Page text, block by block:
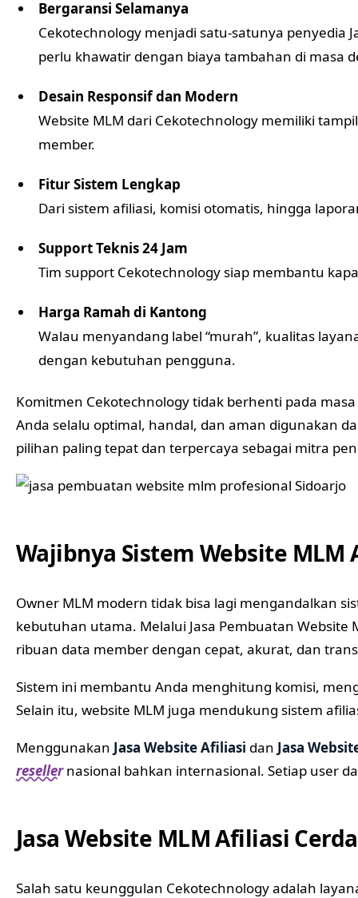
Bergaransi Selamanya
Cekotechnology menjadi satu-satunya penyedia
perlu khawatir dengan biaya tambahan di masa
Desain Responsif dan Modern
Website MLM dari Cekotechnology memiliki
member.
Fitur Sistem Lengkap
Dari sistem afiliasi, komisi otomatis, hingga
Support Teknis 24 Jam
Tim support Cekotechnology siap membantu
Harga Ramah di Kantong
Walau menyandang label “murah”, kualitas
dengan kebutuhan pengguna.
Komitmen Cekotechnology tidak berhenti pada
Anda selalu optimal, handal, dan aman digunakan
pilihan paling tepat dan terpercaya sebagai mitra
Wajibnya Sistem Website
Owner MLM modern tidak bisa lagi mengandalkan
kebutuhan utama. Melalui Jasa Pembuatan
ribuan data member dengan cepat, akurat, dan
Sistem ini membantu Anda menghitung komisi,
Selain itu, website MLM juga mendukung sistem
Menggunakan Jasa Website Afiliasi dan Jasa
resellernasional bahkan internasional. Setiap user
Jasa Website MLM Afiliasi
Salah satu keunggulan Cekotechnology adalah